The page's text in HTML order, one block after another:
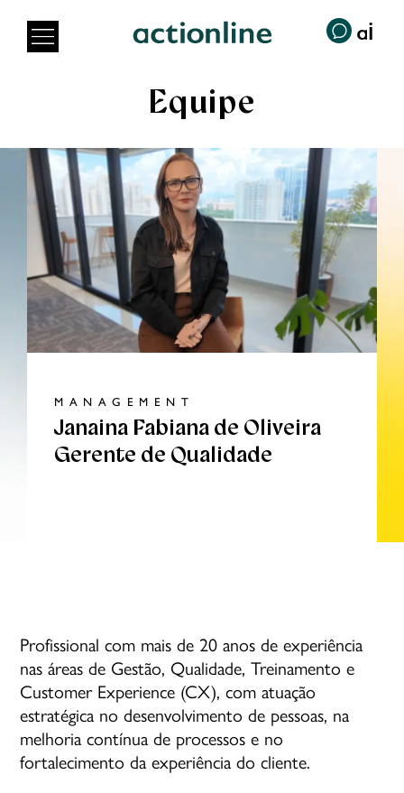
Equipe
MANAGEMENT
Janaina Fabiana de Oliveira
Gerente de Qualidade
Profissional com mais de 20 anos de experiência
nas áreas de Gestão, Qualidade, Treinamento e
Customer Experience (CX), com atuação
estratégica no desenvolvimento de pessoas, na
melhoria contínua de processos e no
fortalecimento da experiência do cliente.